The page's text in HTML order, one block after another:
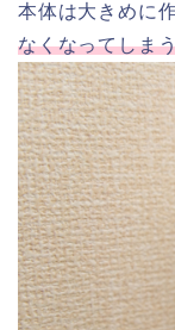
本体は大きめに
なくなってしま